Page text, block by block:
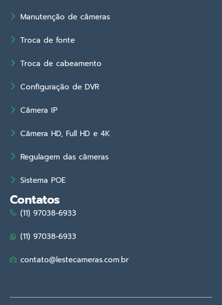
Manutenção de câmeras
Troca de fonte
Troca de cabeamento
Configuração de DVR
Câmera IP
Câmera HD, Full HD e 4K
Regulagem das câmeras
Sistema POE
Contatos
(11) 97038-6933
(11) 97038-6933
contato@lestecameras.com.br